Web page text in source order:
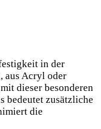
in der
aus Acryl oder
dieser besonderen
bedeutet zusätzliche
die